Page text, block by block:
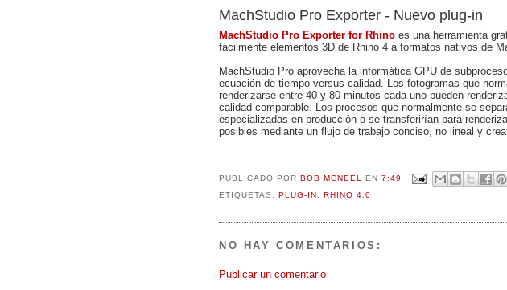
MachStudio Pro Exporter - Nuevo plug-in
MachStudio Pro Exporter for Rhino es una herramienta
fácilmente elementos 3D de Rhino 4 a formatos nativos de
MachStudio Pro aprovecha la informática GPU de
ecuación de tiempo versus calidad. Los fotogramas que
renderizarse entre 40 y 80 minutos cada uno pueden
calidad comparable. Los procesos que normalmente se
especializadas en producción o se transferirían para
posibles mediante un flujo de trabajo conciso, no lineal y
PUBLICADO POR BOB MCNEEL EN 7:49
ETIQUETAS:
PLUG-IN , RHINO 4.0
NO HAY COMENTARIOS:
Publicar un comentario